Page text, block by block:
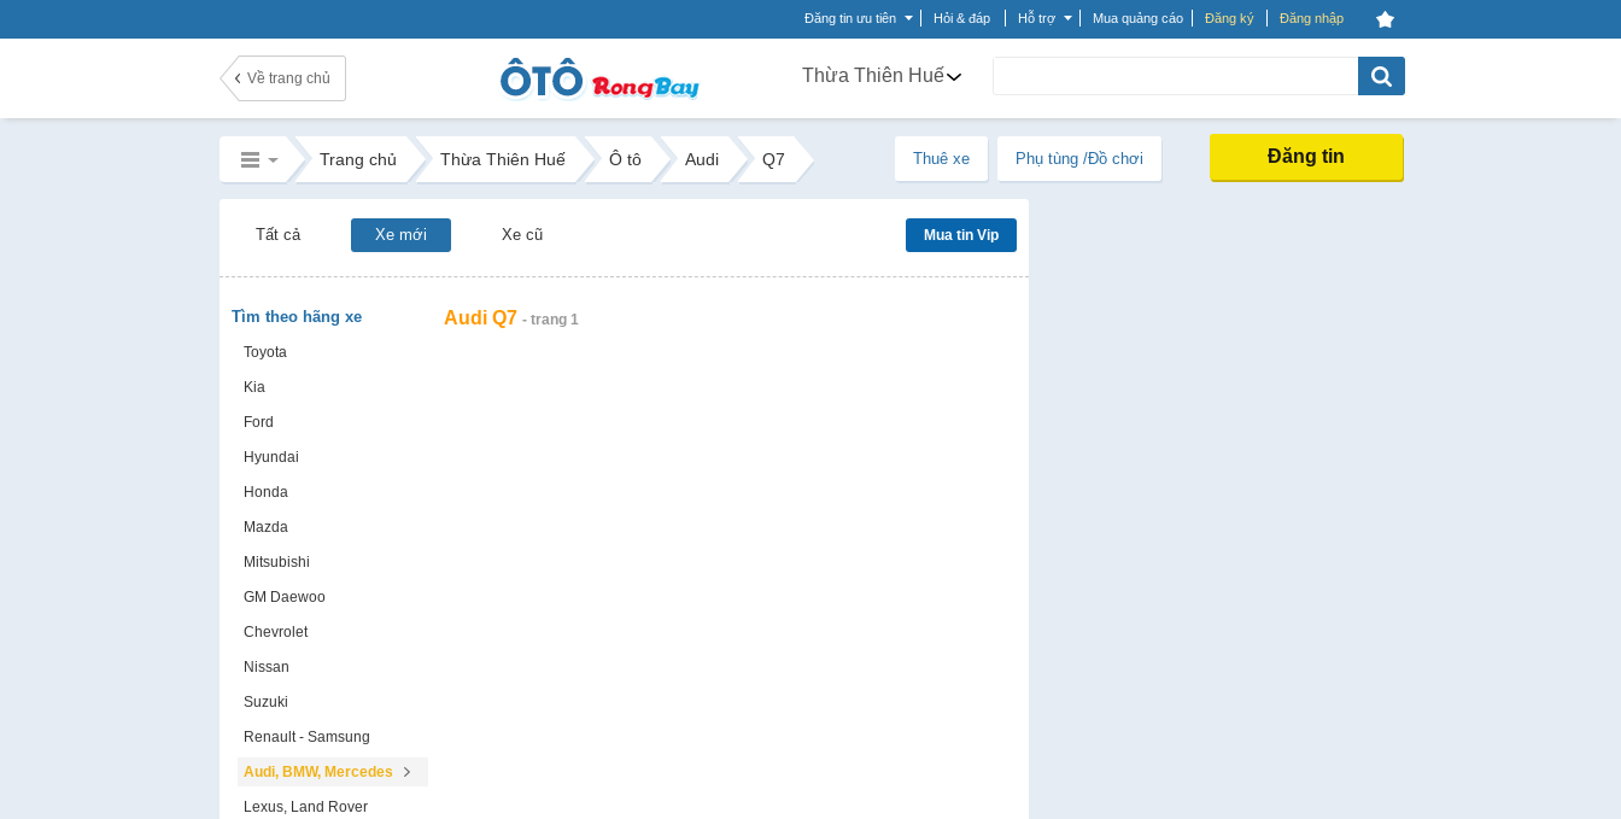
Đăng tin ưu tiên Hỏi & đáp Hỗ trợ Mua quảng cáo Đăng ký Đăng nhập
Về trang chủ Thừa Thiên Huế
Trang chủ Thừa Thiên Huế Ô tô Audi Q7 Thuê xe Phụ tùng /Đồ chơi Đăng tin
Tất cả Xe mới Xe cũ Mua tin Vip
Tìm theo hãng xe
Toyota
Kia
Ford
Hyundai
Honda
Mazda
Mitsubishi
GM Daewoo
Chevrolet
Nissan
Suzuki
Renault - Samsung
Audi, BMW, Mercedes
Lexus, Land Rover
Audi Q7 - trang 1